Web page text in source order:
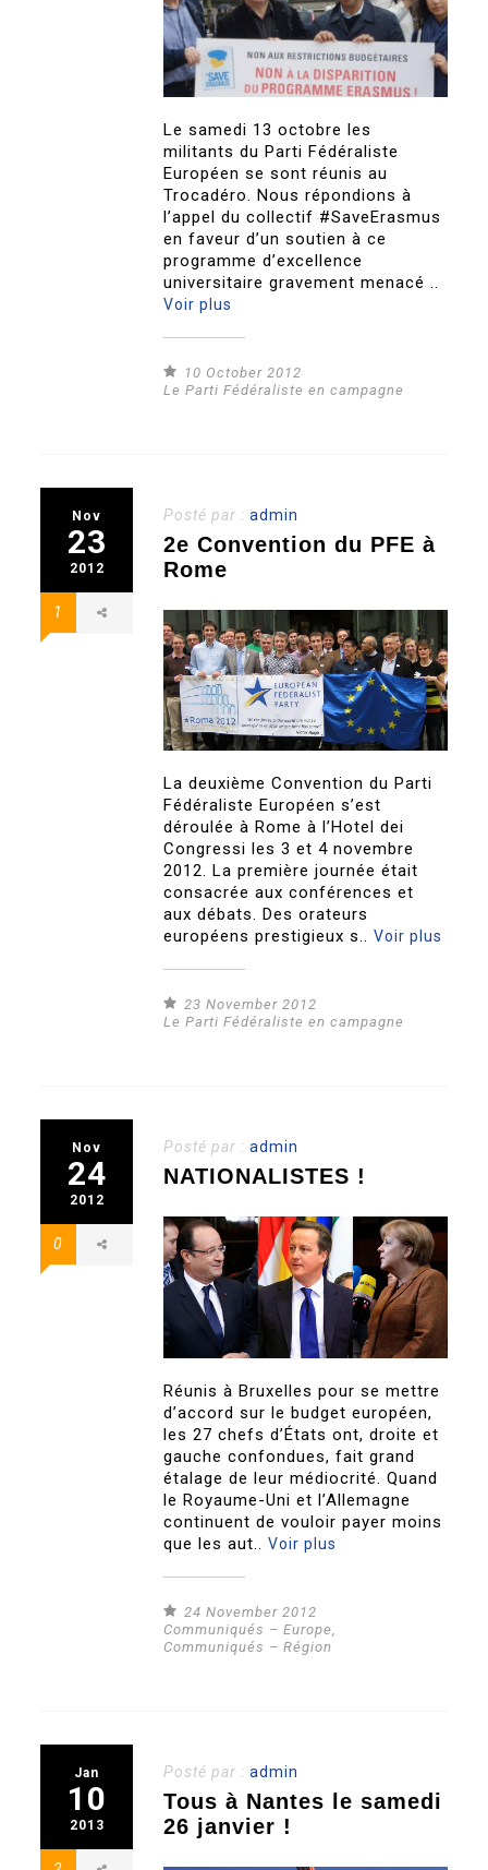
Le samedi 13 octobre les
militants du Parti Fédéraliste
Européen se sont réunis au
Trocadéro. Nous répondions à
l’appel du collectif #SaveErasmus
en faveur d’un soutien à ce
programme d’excellence
universitaire gravement menacé ..
Voir plus
10 October 2012
Le Parti Fédéraliste en campagne
Nov
23
2012
1
Posté par :admin
2e Convention du PFE à
Rome
La deuxième Convention du Parti
Fédéraliste Européen s’est
déroulée à Rome à l’Hotel dei
Congressi les 3 et 4 novembre
2012. La première journée était
consacrée aux conférences et
aux débats. Des orateurs
européens prestigieux s..Voir plus
23 November 2012
Le Parti Fédéraliste en campagne
Nov
24
2012
0
Posté par :admin
NATIONALISTES !
Réunis à Bruxelles pour se mettre
d’accord sur le budget européen,
les 27 chefs d’États ont, droite et
gauche confondues, fait grand
étalage de leur médiocrité. Quand
le Royaume-Uni et l’Allemagne
continuent de vouloir payer moins
que les aut..Voir plus
24 November 2012
Communiqués – Europe
Communiqués – Région
Jan
10
2013
Posté par :admin
Tous à Nantes le samedi
26 janvier !